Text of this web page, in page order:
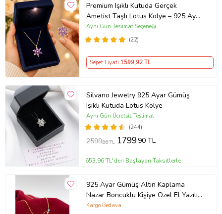
Premium Işıklı Kutuda Gerçek
Ametist Taşlı Lotus Kolye – 925 Ayar
Gümüş Kadın Kolye
(22)
Aynı Gün Teslimat Seçeneği
Sepet Fiyatı 1599,92 TL
Silvano Jewelry 925 Ayar Gümüş
Işıklı Kutuda Lotus Kolye
(244)
Aynı Gün Ücretsiz Teslimat
2599,86 TL 1799,90 TL
653,96 TL'den Başlayan Taksitlerle
925 Ayar Gümüş Altın Kaplama
Nazar Boncuklu Kişiye Özel El Yazılı
Kolye (Sarı)
Kargo Bedava